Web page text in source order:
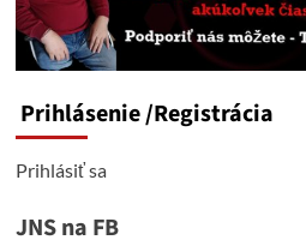
situácii
v
Pokrovsku.
Prihlásenie/Registrácia
Prihlásiť sa
JNS na FB